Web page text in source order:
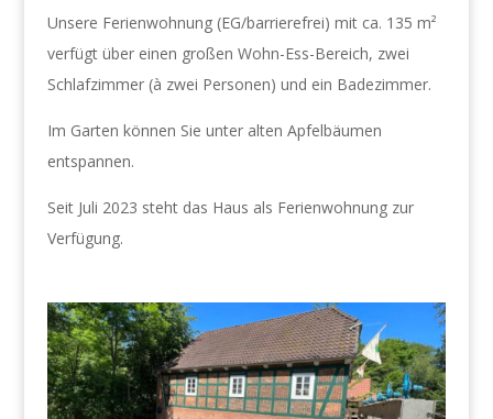
Unsere Ferienwohnung (EG/barrierefrei) mit ca. 135 m²
verfügt über einen großen Wohn-Ess-Bereich, zwei
Schlafzimmer (à zwei Personen) und ein Badezimmer.
Im Garten können Sie unter alten Apfelbäumen
entspannen.
Seit Juli 2023 steht das Haus als Ferienwohnung zur
Verfügung.